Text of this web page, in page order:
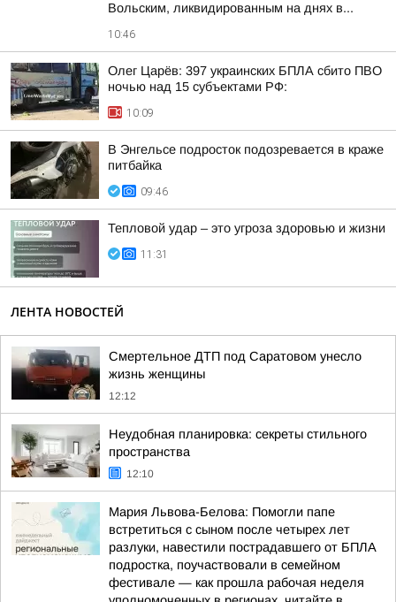
Вольским, ликвидированным на днях в...
10:46
Олег Царёв: 397 украинских БПЛА сбито ПВО
ночью над 15 субъектами РФ:
10:09
В Энгельсе подросток подозревается в краже
питбайка
09:46
Тепловой удар – это угроза здоровью и жизни
11:31
ЛЕНТА НОВОСТЕЙ
Смертельное ДТП под Саратовом унесло
жизнь женщины
12:12
Неудобная планировка: секреты стильного
пространства
12:10
Мария Львова-Белова: Помогли папе
встретиться с сыном после четырех лет
разлуки, навестили пострадавшего от БПЛА
подростка, поучаствовали в семейном
фестивале — как прошла рабочая неделя